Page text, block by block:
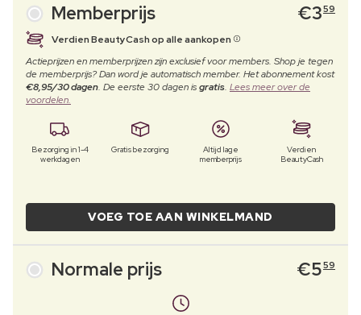
Memberprijs €359
Verdien BeautyCash op alle aankopen
Actieprijzen en memberprijzen zijn exclusief voor members. Shop je tegen
de memberprijs? Dan word je automatisch member. Het abonnement kost
€8,95/30 dagen. De eerste 30 dagen isgratis. Lees meer over de
voordelen.
Bezorging in 1-4
werkdagen
Gratis bezorging
Altijd lage
memberprijs
Verdien
BeautyCash
VOEG TOE AAN WINKELMAND
Normale prijs €559